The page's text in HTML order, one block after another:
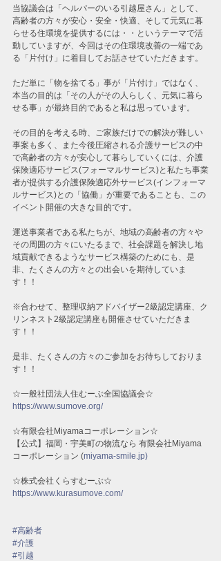
当協議会は「ヘルパーのいる引越屋さん」として、
高齢者の方々が安心・安全・快適、そして元気に暮
らせる住環境を提供するには・・というテーマで活
動していますが、今回はその住環境改善の一端であ
る「片付け」に着目してお話させていただきます。
ただ単に「物を捨てる」事が「片付け」ではなく、
本当の目的は「その人がその人らしく、元気に暮ら
せる事」が最終目的であると私は思っています。
その目的を考える時、ご家族だけでの解決が難しい
事案も多く、また今後圧縮される介護サービスの中
で高齢者の方々が安心して暮らしていくには、介護
保険適応サービス(フォーマルサービス)と私たち事業
者が提供する介護保険適応外サービス(インフォーマ
ルサービス)との「協働」が重要であることも、この
イベント開催の大きな目的です。
運送事業者である私たちが、地域の高齢者の方々や
その周囲の方々にいたるまで、社会課題を解決し地
域貢献できるようなサービス構築のためにも、是
非、たくさんの方々との出会いを期待していま
す！！
※合わせて、整理収納アドバイザー2級認定講座、ク
リンネスト2級認定講座も開催させていただきま
す！！
是非、たくさんの方々のご参加をお待ちしておりま
す！！
☆一般社団法人住むーぶ全国協議会☆
https://www.sumove.org/
☆有限会社Miyamaコーポレーション☆
【公式】福岡・宇美町の物流なら 有限会社Miyama
コーポレーション (miyama-smile.jp)
☆株式会社くらすむーぶ☆
https://www.kurasumove.com/
#高齢者
#介護
#引越